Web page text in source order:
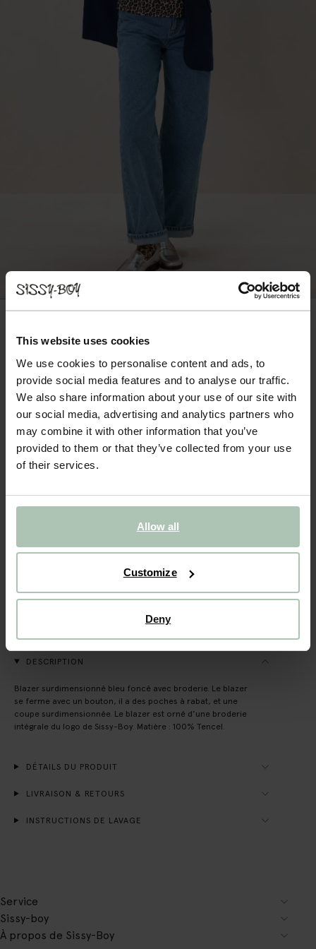
This website uses cookies
We use cookies to personalise content and ads, to
provide social media features and to analyse our traffic.
We also share information about your use of our site with
our social media, advertising and analytics partners who
may combine it with other information that you’ve
provided to them or that they’ve collected from your use
of their services.
Allow all
Customize
Deny
Blazer surdimensionné avec broderie - bleu foncé
150.0060.00
Choisissez votre taille
XS-S M
VOIR LE STOCK EN MAGASIN
Livraison gratuite en magasin
Payer après coup
DESCRIPTION
Blazer surdimensionné bleu foncé avec broderie. Le blazer
se ferme avec un bouton, il a des poches à rabat, et une
coupe surdimensionnée. Le blazer est orné d’une broderie
intégrale du logo de Sissy-Boy. Matière : 100% Tencel.
DÉTAILS DU PRODUIT
LIVRAISON & RETOURS
INSTRUCTIONS DE LAVAGE
Service
Sissy-boy
À propos de Sissy-Boy